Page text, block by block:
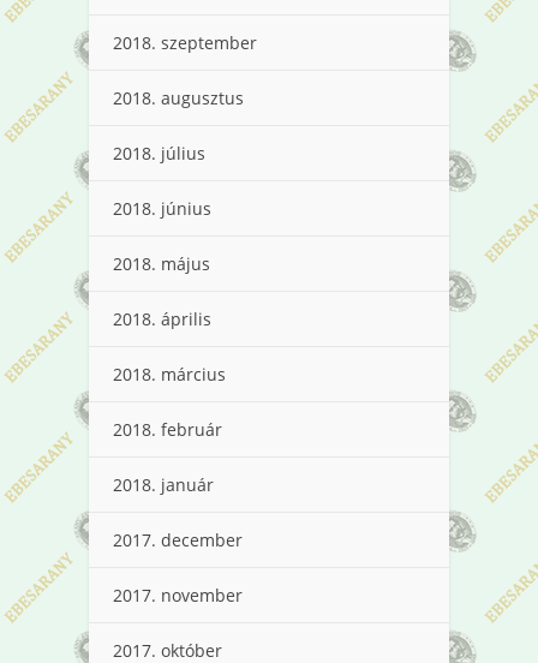
2018. szeptember
2018. augusztus
2018. július
2018. június
2018. május
2018. április
2018. március
2018. február
2018. január
2017. december
2017. november
2017. október